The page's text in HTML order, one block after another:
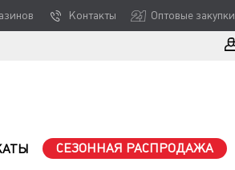
Контакты Оптовые закупки
СЕЗОННАЯ РАСПРОДАЖА